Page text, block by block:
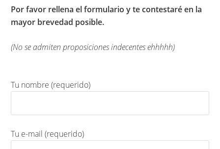
Por favor rellena el formulario y te contestaré en la
mayor brevedad posible.
(No se admiten proposiciones indecentes ehhhhh)
Tu nombre (requerido)
Tu e-mail (requerido)